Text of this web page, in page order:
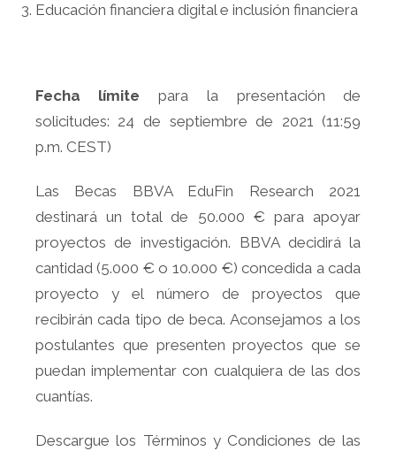
Educación financiera digital e inclusión financiera
Fecha límite para la presentación de
solicitudes: 24 de septiembre de 2021 (11:59
p.m. CEST)
Las Becas BBVA EduFin Research 2021
destinará un total de 50.000 € para apoyar
proyectos de investigación. BBVA decidirá la
cantidad (5.000 € o 10.000 €) concedida a cada
proyecto y el número de proyectos que
recibirán cada tipo de beca. Aconsejamos a los
postulantes que presenten proyectos que se
puedan implementar con cualquiera de las dos
cuantías.
Descargue los Términos y Condiciones de las